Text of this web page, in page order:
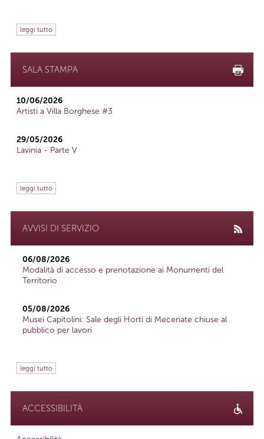
leggi tutto
SALA STAMPA
10/06/2026
Artisti a Villa Borghese #3
29/05/2026
Lavinia - Parte V
leggi tutto
AVVISI DI SERVIZIO
06/08/2026
Modalità di accesso e prenotazione ai Monumenti del
Territorio
05/08/2026
Musei Capitolini: Sale degli Horti di Mecenate chiuse al
pubblico per lavori
leggi tutto
ACCESSIBILITÀ